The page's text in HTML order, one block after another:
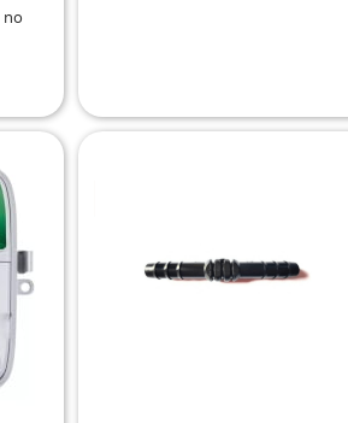
no